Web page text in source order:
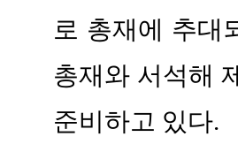
로 총재에 추대
총재와 서석해
준비하고 있다.